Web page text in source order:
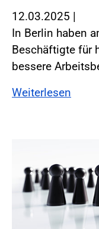
12.03.2025 |
In Berlin haben
Beschäftigte für
bessere
Weiterlesen